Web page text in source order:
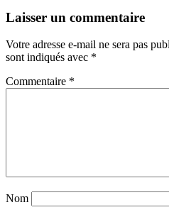
Laisser un commentaire
Votre adresse e-mail ne sera pas
sont indiqués avec *
Commentaire *
Nom